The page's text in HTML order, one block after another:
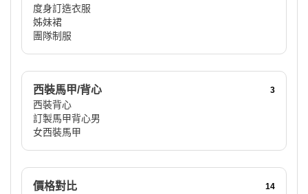
度身訂造衣服
姊妹裙
團隊制服
西裝馬甲/背心 3
西裝背心
訂製馬甲背心男
女西裝馬甲
價格對比 14